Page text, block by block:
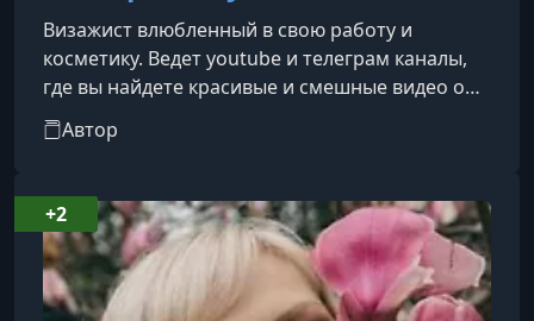
Визажист влюбленный в свою работу и
косметику. Ведет youtube и телеграм каналы,
где вы найдете красивые и смешные видео о
макияже и укладке для себя.
Автор
+2